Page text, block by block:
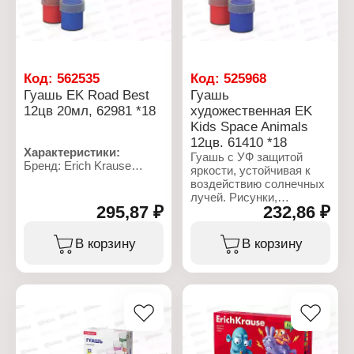
Код: 562535
Гуашь EK Road Best
12цв 20мл, 62981 *18
Характеристики:
Бренд: Erich Krause
Тип товара: Гуашь
Назначение: для
рисования
Цвет: 12 цветов
коробке
Объем баночки: 20 мл
295,87 ₽
В корзину
Код:525968
Гуашь
художественная EK
Kids Space Animals
12цв. 61410 *18
Гуашь с УФ защитой
яркости, устойчивая к
воздействию солнечных
лучей. Рисунки,
выполненные такими
сохраняют сочные
цвета. Гуашь обладает
ложится на бумагу и
быстро высыхает, после
высыхания рисунок
232,86 ₽
В корзину